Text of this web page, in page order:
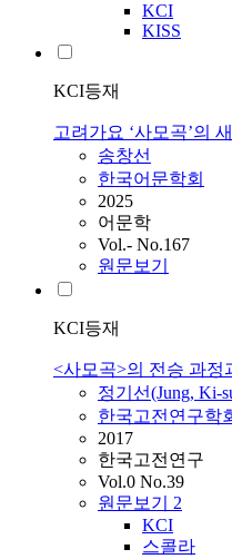
KCI
KISS
KCI등재
고려가요 ‘사모곡’의
송창선
한국어문학회
2025
어문학
Vol.- No.167
원문보기
KCI등재
<사모곡>의 전승 과정
정기선(Jung, Ki-
한국고전연구학
2017
한국고전연구
Vol.0 No.39
원문보기 2
KCI
스콜라